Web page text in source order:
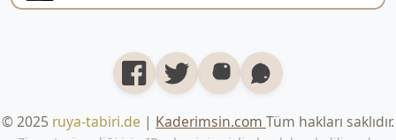
© 2025 ruya-tabiri.de | Kaderimsin.com Tüm hakları saklıdır.